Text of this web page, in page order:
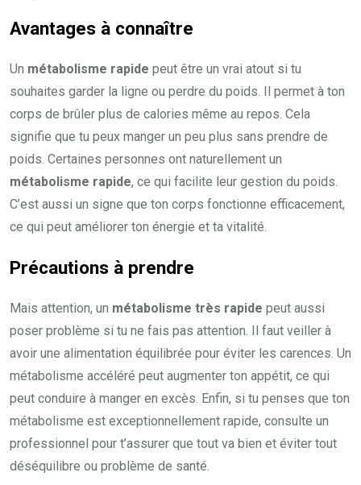
Avantages à connaître
Un métabolisme rapide peut être un vrai atout si tu
souhaites garder la ligne ou perdre du poids. Il permet à ton
corps de brûler plus de calories même au repos. Cela
signifie que tu peux manger un peu plus sans prendre de
poids. Certaines personnes ont naturellement un
métabolisme rapide, ce qui facilite leur gestion du poids.
C’est aussi un signe que ton corps fonctionne efficacement,
ce qui peut améliorer ton énergie et ta vitalité.
Précautions à prendre
Mais attention, un métabolisme très rapide peut aussi
poser problème si tu ne fais pas attention. Il faut veiller à
avoir une alimentation équilibrée pour éviter les carences. Un
métabolisme accéléré peut augmenter ton appétit, ce qui
peut conduire à manger en excès. Enfin, si tu penses que ton
métabolisme est exceptionnellement rapide, consulte un
professionnel pour t’assurer que tout va bien et éviter tout
déséquilibre ou problème de santé.